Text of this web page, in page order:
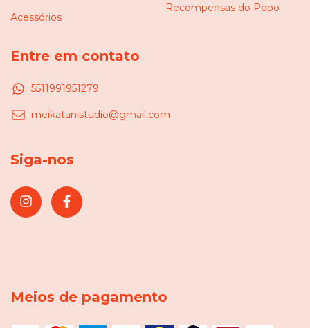
Acessórios
Recompensas do Popo
Entre em contato
5511991951279
meikatanistudio@gmail.com
Siga-nos
Meios de pagamento